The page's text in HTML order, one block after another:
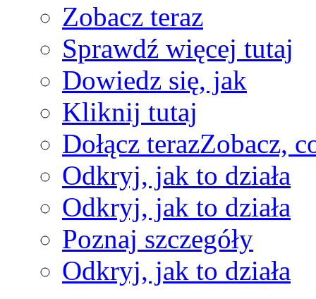
Zobacz teraz
Sprawdź więcej tutaj
Dowiedz się, jak
Kliknij tutaj
Dołącz terazZobacz,
Odkryj, jak to działa
Odkryj, jak to działa
Poznaj szczegóły
Odkryj, jak to działa